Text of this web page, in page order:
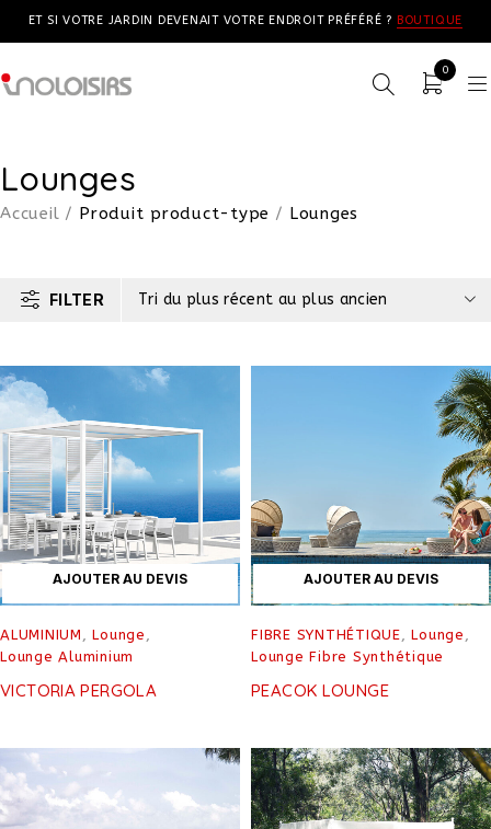
ET SI VOTRE JARDIN DEVENAIT VOTRE ENDROIT PRÉFÉRÉ ? BOUTIQUE
0
Lounges
Accueil / Produit product-type / Lounges
FILTER Tri du plus récent au plus ancien
AJOUTER AU DEVIS
ALUMINIUM ,Lounge ,
Lounge Aluminium
VICTORIA PERGOLA
AJOUTER AU DEVIS
FIBRE SYNTHÉTIQUE,Lounge ,
Lounge Fibre Synthétique
PEACOK LOUNGE